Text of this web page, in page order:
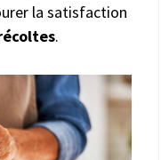
la satisfaction
.